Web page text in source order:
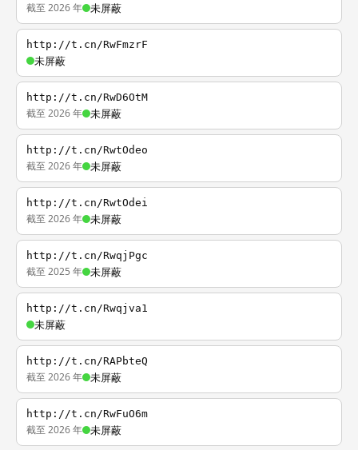
截至 2026 年 未屏蔽
http://t.cn/RwFmzrF
未屏蔽
http://t.cn/RwD6OtM
截至 2026 年 未屏蔽
http://t.cn/RwtOdeo
截至 2026 年 未屏蔽
http://t.cn/RwtOdei
截至 2026 年 未屏蔽
http://t.cn/RwqjPgc
截至 2025 年 未屏蔽
http://t.cn/Rwqjva1
未屏蔽
http://t.cn/RAPbteQ
截至 2026 年 未屏蔽
http://t.cn/RwFuO6m
截至 2026 年 未屏蔽